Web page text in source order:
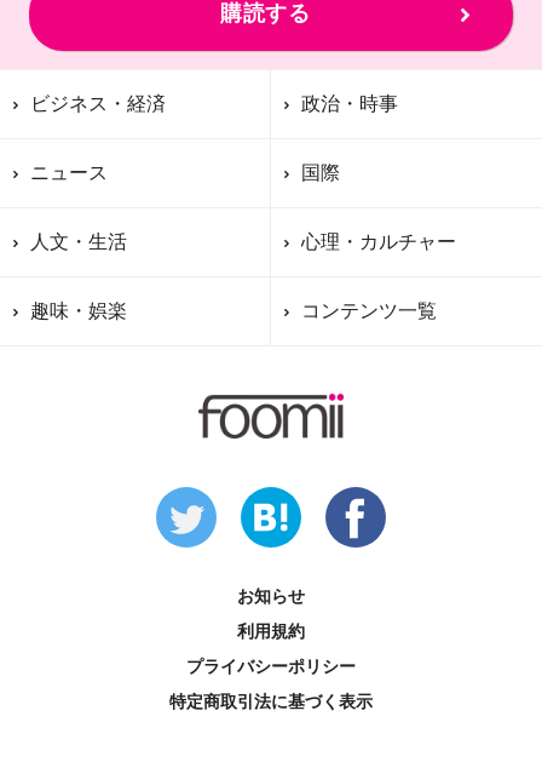
購読する
ビジネス・経済 政治・時事
ニュース 国際
人文・生活 心理・カルチャー
趣味・娯楽 コンテンツ一覧
お知らせ
利用規約
プライバシーポリシー
特定商取引法に基づく表示